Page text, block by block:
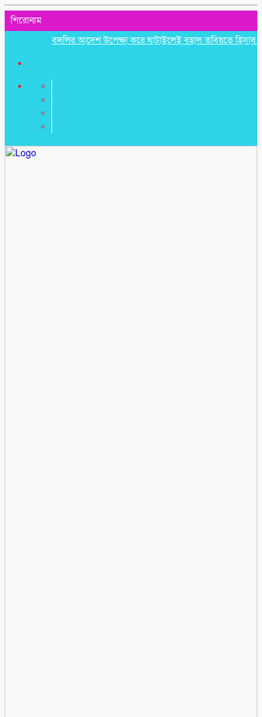
শিরোনাম
বদলির আদেশ উপেক্ষা করে ঘাটাইলেই বহাল তবিয়তে হিসাব